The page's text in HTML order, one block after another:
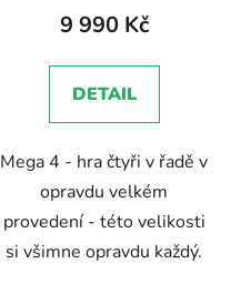
9 990 Kč
DETAIL
Mega 4 - hra čtyři v řadě v
opravdu velkém
provedení - této velikosti
si všimne opravdu každý.